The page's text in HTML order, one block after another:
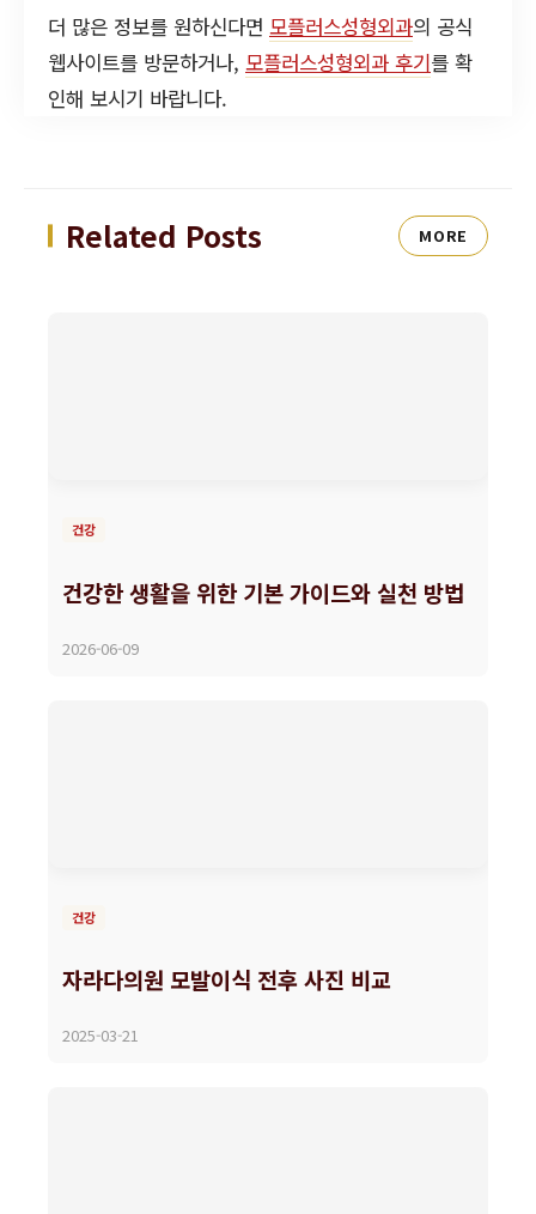
더 많은 정보를 원하신다면 모플러스성형외과의 공식
웹사이트를 방문하거나, 모플러스성형외과 후기를 확
인해 보시기 바랍니다.
Related Posts MORE
건강
건강한 생활을 위한 기본 가이드와 실천 방법
2026-06-09
건강
자라다의원 모발이식 전후 사진 비교
2025-03-21